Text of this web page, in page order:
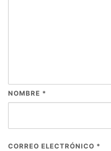
NOMBRE *
CORREO ELECTRÓNICO *